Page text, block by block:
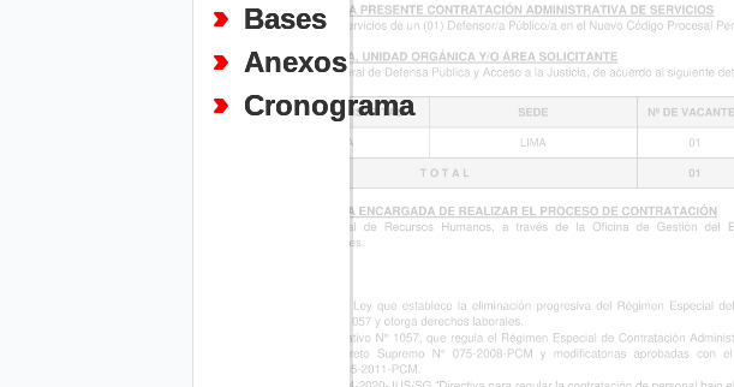
Bases
Anexos
Cronograma